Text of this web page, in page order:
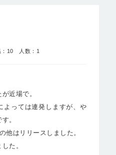
10 人数：1
近場で。
よっては連発しますが、や
。
他はリリースしました。
た。